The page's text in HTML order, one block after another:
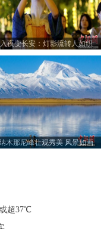
夜变长安：灯影流转人如织
木那尼峰壮观秀美 风景如画
超37℃